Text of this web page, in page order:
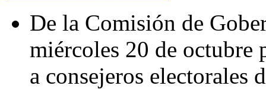
De la Comisión de
miércoles 20 de octubre
a consejeros electorales